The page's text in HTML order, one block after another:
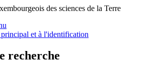
des sciences de la Terre
et à l'identification
recherche